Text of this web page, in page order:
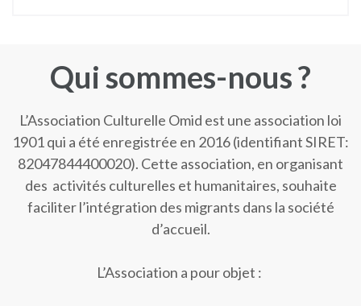
Qui sommes-nous ?
L’Association Culturelle Omid est une association loi
1901 qui a été enregistrée en 2016 (identifiant SIRET:
82047844400020). Cette association, en organisant
des activités culturelles et humanitaires, souhaite
faciliter l’intégration des migrants dans la société
d’accueil.
L’Association a pour objet :